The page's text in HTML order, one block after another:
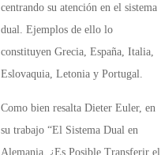
centrando su atención en el sistema
dual. Ejemplos de ello lo
constituyen Grecia, España, Italia,
Eslovaquia, Letonia y Portugal.
Como bien resalta Dieter Euler, en
su trabajo “El Sistema Dual en
Alemania. ¿Es Posible Transferir el